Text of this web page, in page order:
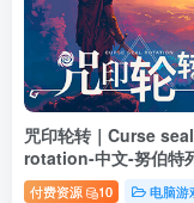
咒印轮转｜Curse seal
rotation-中文-努伯特
争领域-291M
付费资源 10 电脑游